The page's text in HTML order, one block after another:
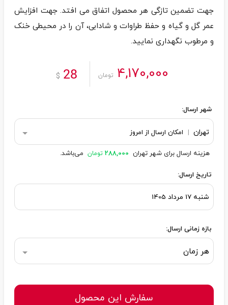
جهت تضمین تازگی هر محصول اتفاق می افتد. جهت افزایش
عمر گل و گیاه و حفظ طراوات و شادابی، آن را در محیطی خنک
و مرطوب نگهداری نمایید.
4,170,000 تومان 28
$
شهر ارسال:
تهران امکان ارسال از امروز
هزینه ارسال برای شهر تهران 288,000 تومان می‌باشد.
تاریخ ارسال:
بازه زمانی ارسال:
هر زمان
سفارش این محصول